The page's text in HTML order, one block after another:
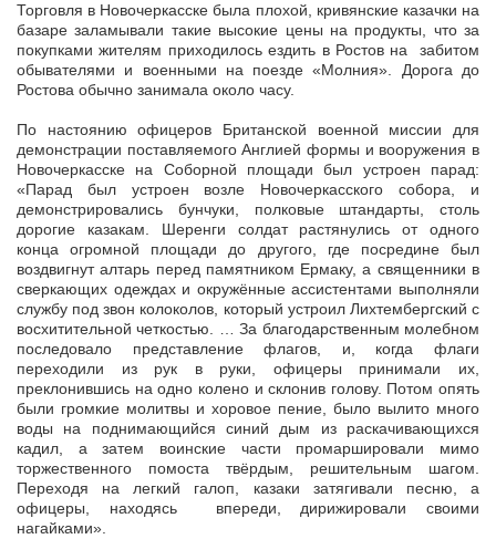
Торговля в Новочеркасске была плохой, кривянские казачки на
базаре заламывали такие высокие цены на продукты, что за
покупками жителям приходилось ездить в Ростов на забитом
обывателями и военными на поезде «Молния». Дорога до
Ростова обычно занимала около часу.
По настоянию офицеров Британской военной миссии для
демонстрации поставляемого Англией формы и вооружения в
Новочеркасске на Соборной площади был устроен парад:
«Парад был устроен возле Новочеркасского собора, и
демонстрировались бунчуки, полковые штандарты, столь
дорогие казакам. Шеренги солдат растянулись от одного
конца огромной площади до другого, где посредине был
воздвигнут алтарь перед памятником Ермаку, а священники в
сверкающих одеждах и окружённые ассистентами выполняли
службу под звон колоколов, который устроил Лихтембергский с
восхитительной четкостью. … За благодарственным молебном
последовало представление флагов, и, когда флаги
переходили из рук в руки, офицеры принимали их,
преклонившись на одно колено и склонив голову. Потом опять
были громкие молитвы и хоровое пение, было вылито много
воды на поднимающийся синий дым из раскачивающихся
кадил, а затем воинские части промаршировали мимо
торжественного помоста твёрдым, решительным шагом.
Переходя на легкий галоп, казаки затягивали песню, а
офицеры, находясь впереди, дирижировали своими
нагайками».